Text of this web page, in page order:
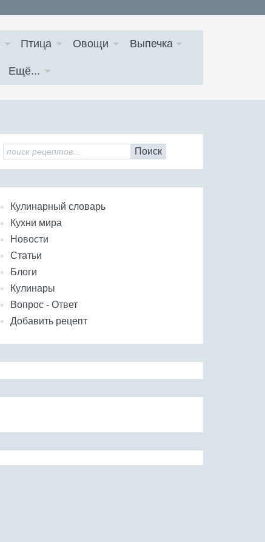
Птица Овощи Выпечка
Ещё...
Поиск
Кулинарный словарь
Кухни мира
Новости
Статьи
Блоги
Кулинары
Вопрос - Ответ
Добавить рецепт